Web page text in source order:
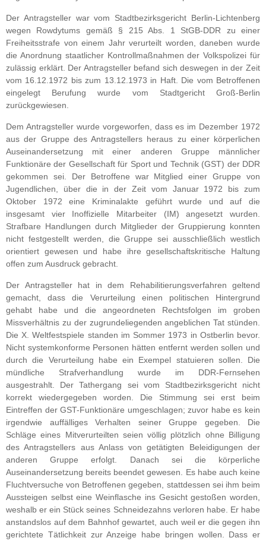
Der Antragsteller war vom Stadtbezirksgericht Berlin-Lichtenberg
wegen Rowdytums gemäß § 215 Abs. 1 StGB-DDR zu einer
Freiheitsstrafe von einem Jahr verurteilt worden, daneben wurde
die Anordnung staatlicher Kontrollmaßnahmen der Volkspolizei für
zulässig erklärt. Der Antragsteller befand sich deswegen in der Zeit
vom 16.12.1972 bis zum 13.12.1973 in Haft. Die vom Betroffenen
eingelegt Berufung wurde vom Stadtgericht Groß-Berlin
zurückgewiesen.
Dem Antragsteller wurde vorgeworfen, dass es im Dezember 1972
aus der Gruppe des Antragstellers heraus zu einer körperlichen
Auseinandersetzung mit einer anderen Gruppe männlicher
Funktionäre der Gesellschaft für Sport und Technik (GST) der DDR
gekommen sei. Der Betroffene war Mitglied einer Gruppe von
Jugendlichen, über die in der Zeit vom Januar 1972 bis zum
Oktober 1972 eine Kriminalakte geführt wurde und auf die
insgesamt vier Inoffizielle Mitarbeiter (IM) angesetzt wurden.
Strafbare Handlungen durch Mitglieder der Gruppierung konnten
nicht festgestellt werden, die Gruppe sei ausschließlich westlich
orientiert gewesen und habe ihre gesellschaftskritische Haltung
offen zum Ausdruck gebracht.
Der Antragsteller hat in dem Rehabilitierungsverfahren geltend
gemacht, dass die Verurteilung einen politischen Hintergrund
gehabt habe und die angeordneten Rechtsfolgen im groben
Missverhältnis zu der zugrundeliegenden angeblichen Tat stünden.
Die X. Weltfestspiele standen im Sommer 1973 in Ostberlin bevor.
Nicht systemkonforme Personen hätten entfernt werden sollen und
durch die Verurteilung habe ein Exempel statuieren sollen. Die
mündliche Strafverhandlung wurde im DDR-Fernsehen
ausgestrahlt. Der Tathergang sei vom Stadtbezirksgericht nicht
korrekt wiedergegeben worden. Die Stimmung sei erst beim
Eintreffen der GST-Funktionäre umgeschlagen; zuvor habe es kein
irgendwie auffälliges Verhalten seiner Gruppe gegeben. Die
Schläge eines Mitverurteilten seien völlig plötzlich ohne Billigung
des Antragstellers aus Anlass von getätigten Beleidigungen der
anderen Gruppe erfolgt. Danach sei die körperliche
Auseinandersetzung bereits beendet gewesen. Es habe auch keine
Fluchtversuche von Betroffenen gegeben, stattdessen sei ihm beim
Aussteigen selbst eine Weinflasche ins Gesicht gestoßen worden,
weshalb er ein Stück seines Schneidezahns verloren habe. Er habe
anstandslos auf dem Bahnhof gewartet, auch weil er die gegen ihn
gerichtete Tätlichkeit zur Anzeige habe bringen wollen. Dass er